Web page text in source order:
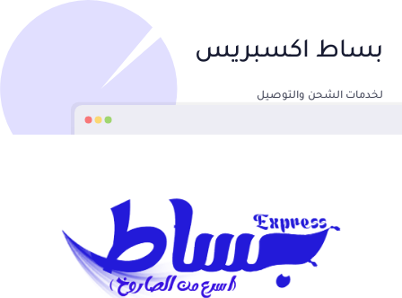
بساط اكسبريس
لخدمات الشحن والتوصيل